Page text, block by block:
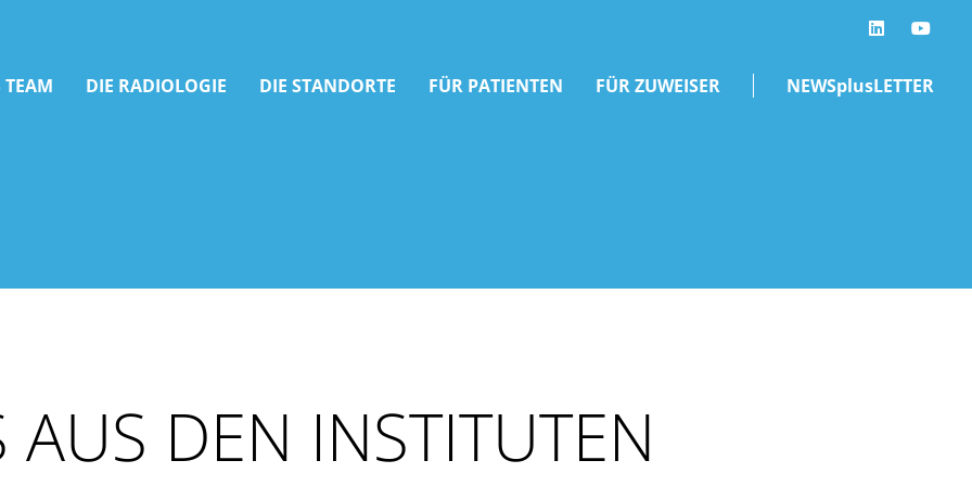
LinkedIn
TEAM DIE RADIOLOGIE DIE STANDORTE FÜR PATIENTEN FÜR ZUWEISER NEWSplusLETTER
AUS DEN INSTITUTEN